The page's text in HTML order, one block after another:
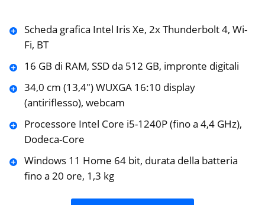
Scheda grafica Intel Iris Xe, 2x Thunderbolt 4, Wi-
Fi, BT
16 GB di RAM, SSD da 512 GB, impronte digitali
34,0 cm (13,4″) WUXGA 16:10 display
(antiriflesso), webcam
Processore Intel Core i5-1240P (fino a 4,4 GHz),
Dodeca-Core
Windows 11 Home 64 bit, durata della batteria
fino a 20 ore, 1,3 kg